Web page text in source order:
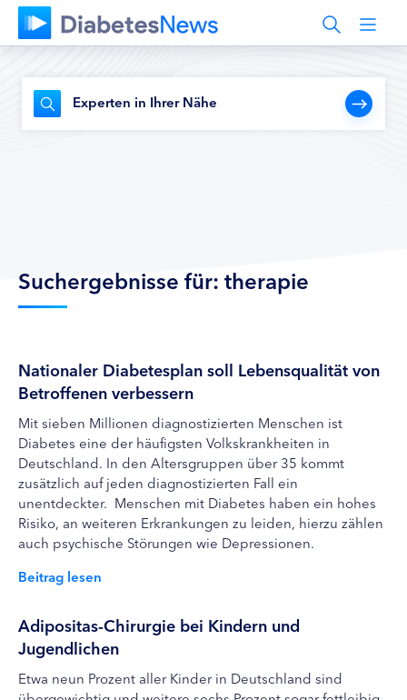
Experten in Ihrer Nähe
Suchergebnisse für: therapie
Nationaler Diabetesplan soll Lebensqualität von
Betroffenen verbessern
Mit sieben Millionen diagnostizierten Menschen ist
Diabetes eine der häufigsten Volkskrankheiten in
Deutschland. In den Altersgruppen über 35 kommt
zusätzlich auf jeden diagnostizierten Fall ein
unentdeckter. Menschen mit Diabetes haben ein hohes
Risiko, an weiteren Erkrankungen zu leiden, hierzu zählen
auch psychische Störungen wie Depressionen.
Beitrag lesen
Adipositas-Chirurgie bei Kindern und
Jugendlichen
Etwa neun Prozent aller Kinder in Deutschland sind